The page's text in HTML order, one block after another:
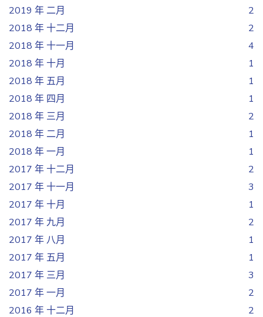
2019 年 二月
2
2018 年 十二月
2
2018 年 十一月
4
2018 年 十月
1
2018 年 五月
1
2018 年 四月
1
2018 年 三月
2
2018 年 二月
1
2018 年 一月
1
2017 年 十二月
2
2017 年 十一月
3
2017 年 十月
1
2017 年 九月
2
2017 年 八月
1
2017 年 五月
1
2017 年 三月
3
2017 年 一月
2
2016 年 十二月
2